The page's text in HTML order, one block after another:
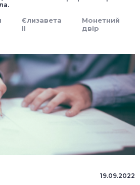
Єлизавета
II
Монетний
двір
19.09.2022